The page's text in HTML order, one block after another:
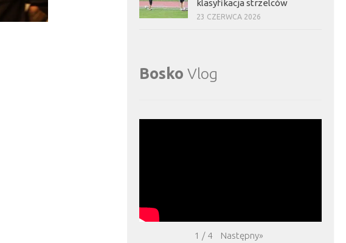
klasyfikacja strzelców
23 CZERWCA 2026
Bosko Vlog
1 / 4 Następny»